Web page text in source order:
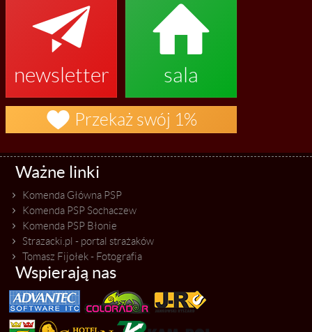

newsletter

sala
 Przekaż swój 1%
Ważne linki
Komenda Główna PSP
Komenda PSP Sochaczew
Komenda PSP Błonie
Strazacki.pl - portal strażaków
Tomasz Fijołek - Fotografia
Wspierają nas